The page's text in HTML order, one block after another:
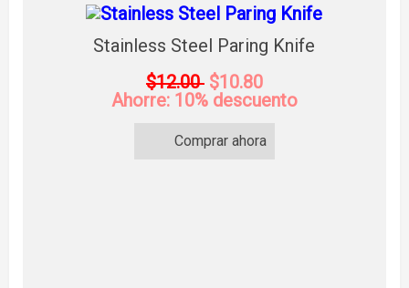
Stainless Steel Paring Knife
$12.00 $10.80
Ahorre: 10% descuento
Comprar ahora